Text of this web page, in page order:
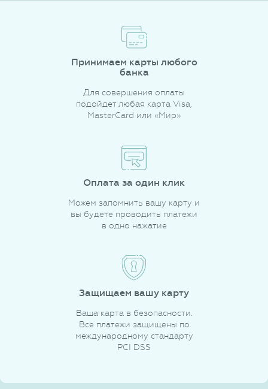
Принимаем карты любого
банка
Для совершения оплаты
подойдет любая карта Visa,
MasterCard или «Мир»
Оплата за один клик
Можем запомнить вашу карту и
вы будете проводить платежи
в одно нажатие
Защищаем вашу карту
Ваша карта в безопасности.
Все платежи защищены по
международному стандарту
PCI DSS